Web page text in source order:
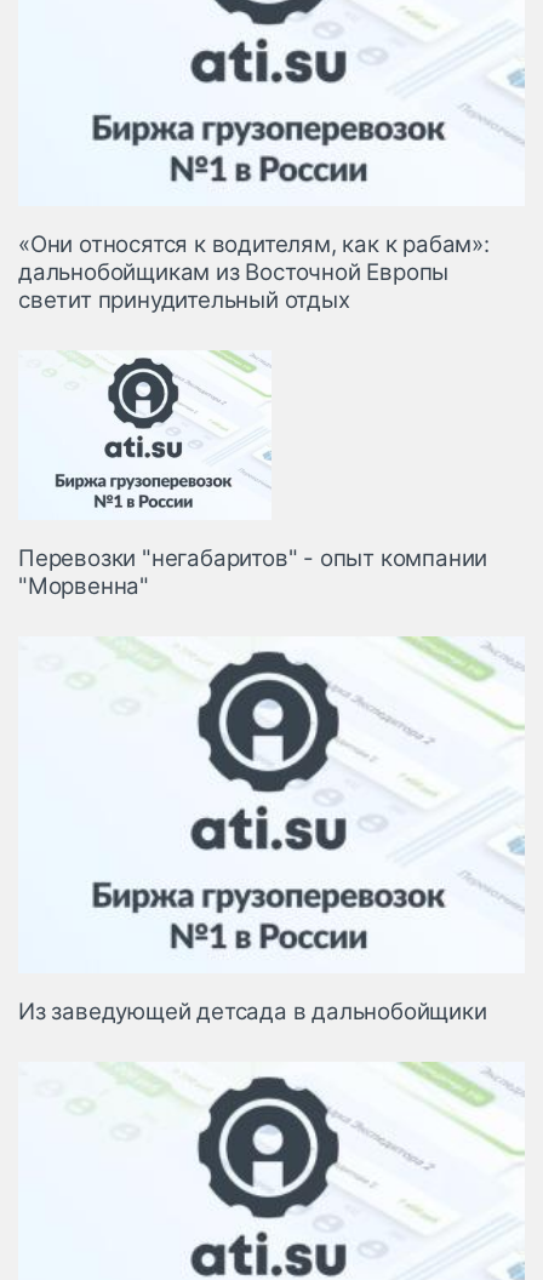
Топливо, масла и
автохимия
Дзен
«Они относятся к водителям, как к рабам»:
дальнобойщикам из Восточной Европы
светит принудительный отдых
Перевозки "негабаритов" - опыт компании
"Морвенна"
Из заведующей детсада в дальнобойщики